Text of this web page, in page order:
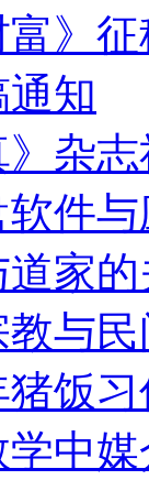
富》
通知
》杂
软件
家
与
饭
学中